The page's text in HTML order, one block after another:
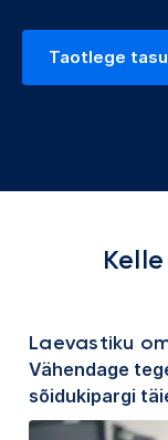
Taotlege
Laevastiku
Vähendage
sõidukipargi